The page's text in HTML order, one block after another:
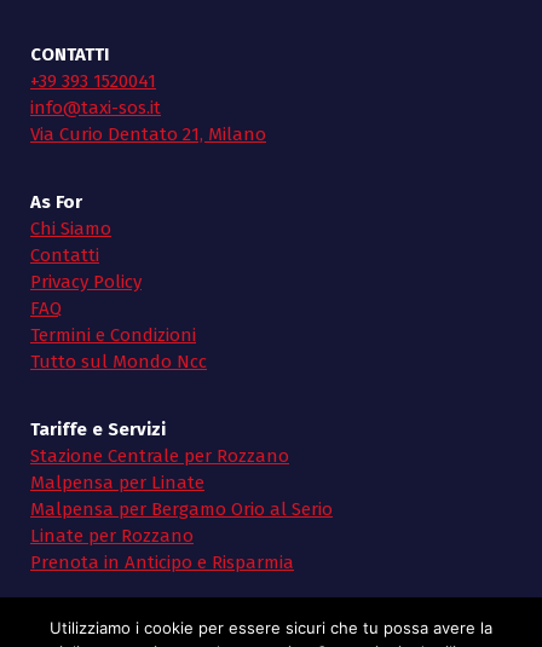
CONTATTI
+39 393 1520041
info@taxi-sos.it
Via Curio Dentato 21, Milano
As For
Chi Siamo
Contatti
Privacy Policy
FAQ
Termini e Condizioni
Tutto sul Mondo Ncc
Tariffe e Servizi
Stazione Centrale per Rozzano
Malpensa per Linate
Malpensa per Bergamo Orio al Serio
Linate per Rozzano
Prenota in Anticipo e Risparmia
Utilizziamo i cookie per essere sicuri che tu possa avere la